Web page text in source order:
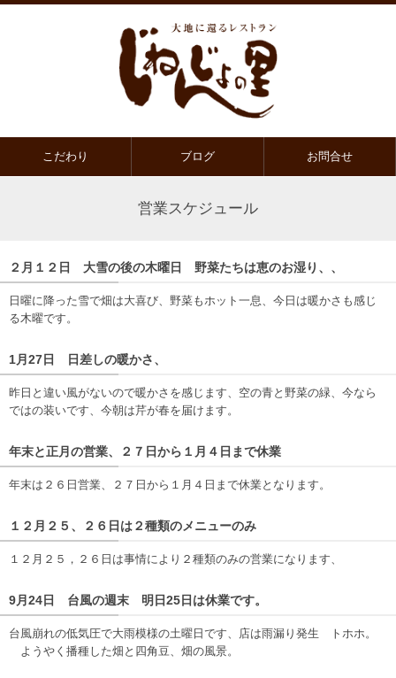
こだわり ブログ お問合せ
営業スケジュール
２月１２日 大雪の後の木曜日 野菜たちは恵のお湿り、、
日曜に降った雪で畑は大喜び、野菜もホット一息、今日は暖かさも感じ
る木曜です。
1月27日 日差しの暖かさ、
昨日と違い風がないので暖かさを感じます、空の青と野菜の緑、今なら
ではの装いです、今朝は芹が春を届けます。
年末と正月の営業、２７日から１月４日まで休業
年末は２６日営業、２７日から１月４日まで休業となります。
１２月２５、２６日は２種類のメニューのみ
１２月２５，２６日は事情により２種類のみの営業になります、
9月24日 台風の週末 明日25日は休業です。
台風崩れの低気圧で大雨模様の土曜日です、店は雨漏り発生 トホホ。
ようやく播種した畑と四角豆、畑の風景。